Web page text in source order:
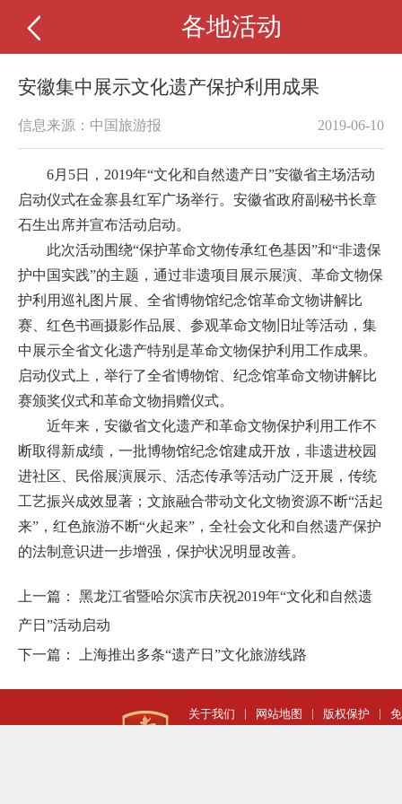
各地活动
安徽集中展示文化遗产保护利用成果
信息来源：中国旅游报 2019-06-10
6月5日，2019年“文化和自然遗产日”安徽省主场活动
启动仪式在金寨县红军广场举行。安徽省政府副秘书长章
石生出席并宣布活动启动。
此次活动围绕“保护革命文物传承红色基因”和“非遗保
护中国实践”的主题，通过非遗项目展示展演、革命文物保
护利用巡礼图片展、全省博物馆纪念馆革命文物讲解比
赛、红色书画摄影作品展、参观革命文物旧址等活动，集
中展示全省文化遗产特别是革命文物保护利用工作成果。
启动仪式上，举行了全省博物馆、纪念馆革命文物讲解比
赛颁奖仪式和革命文物捐赠仪式。
近年来，安徽省文化遗产和革命文物保护利用工作不
断取得新成绩，一批博物馆纪念馆建成开放，非遗进校园
进社区、民俗展演展示、活态传承等活动广泛开展，传统
工艺振兴成效显著；文旅融合带动文化文物资源不断“活起
来”，红色旅游不断“火起来”，全社会文化和自然遗产保护
的法制意识进一步增强，保护状况明显改善。
上一篇： 黑龙江省暨哈尔滨市庆祝2019年“文化和自然遗
产日”活动启动
下一篇：
上海推出多条“遗产日”文化旅游线路